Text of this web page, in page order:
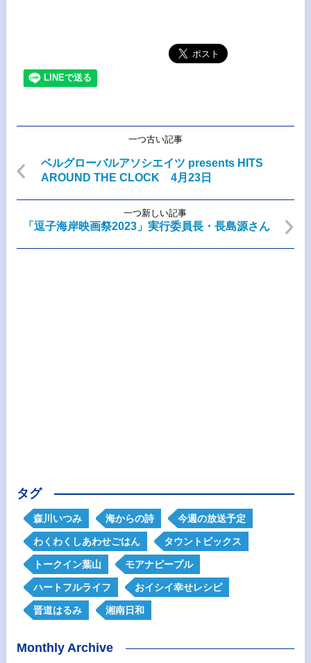
一つ古い記事
ベルグローバルアソシエイツ presents HITS
AROUND THE CLOCK 4月23日
一つ新しい記事
「逗子海岸映画祭2023」実行委員長・長島源さん
タグ
森川いつみ 海からの詩 今週の放送予定
わくわくしあわせごはん タウントピックス
トークイン葉山 モアナピープル
ハートフルライフ おイシイ幸せレシピ
晋道はるみ 湘南日和
Monthly Archive